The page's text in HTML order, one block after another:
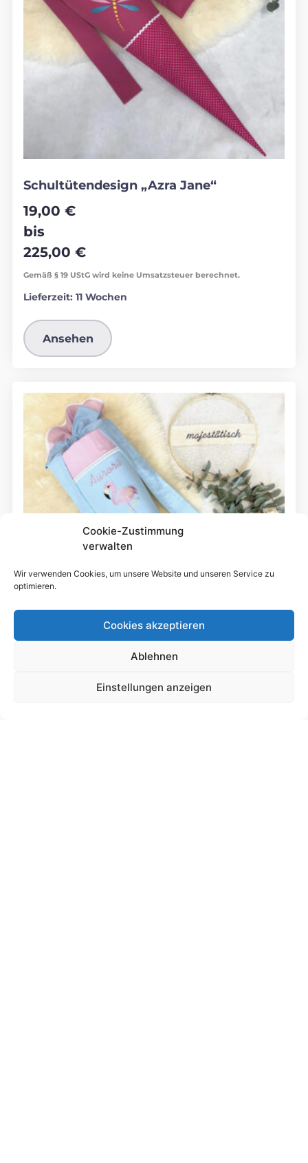
Cookie-Zustimmung
verwalten
Wir verwenden Cookies, um unsere Website und unseren Service zu
optimieren.
Cookies akzeptieren
Ablehnen
Einstellungen anzeigen
Schultütendesign „Azra Jane“
19,00 €
bis
225,00 €
Gemäß § 19 UStG wird keine Umsatzsteuer berechnet.
Lieferzeit: 11 Wochen
Ansehen
Schultütendesign „Aurora“